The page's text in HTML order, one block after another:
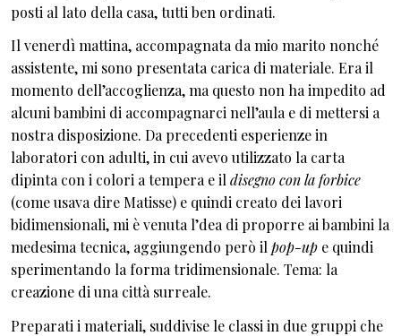
posti al lato della casa, tutti ben ordinati.
Il venerdì mattina, accompagnata da mio marito nonché
assistente, mi sono presentata carica di materiale. Era il
momento dell’accoglienza, ma questo non ha impedito ad
alcuni bambini di accompagnarci nell’aula e di mettersi a
nostra disposizione. Da precedenti esperienze in
laboratori con adulti, in cui avevo utilizzato la carta
dipinta con i colori a tempera e il disegno con la forbice
(come usava dire Matisse) e quindi creato dei lavori
bidimensionali, mi è venuta l’dea di proporre ai bambini la
medesima tecnica, aggiungendo però il pop-up e quindi
sperimentando la forma tridimensionale. Tema: la
creazione di una città surreale.
Preparati i materiali, suddivise le classi in due gruppi che